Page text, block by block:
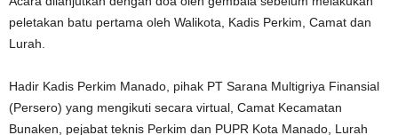
peletakan batu pertama oleh Walikota, Kadis Perkim, Camat dan
Lurah.
Hadir Kadis Perkim Manado, pihak PT Sarana Multigriya Finansial
(Persero) yang mengikuti secara virtual, Camat Kecamatan
Bunaken, pejabat teknis Perkim dan PUPR Kota Manado, Lurah